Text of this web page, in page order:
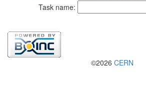
Task name:
©2026 CERN